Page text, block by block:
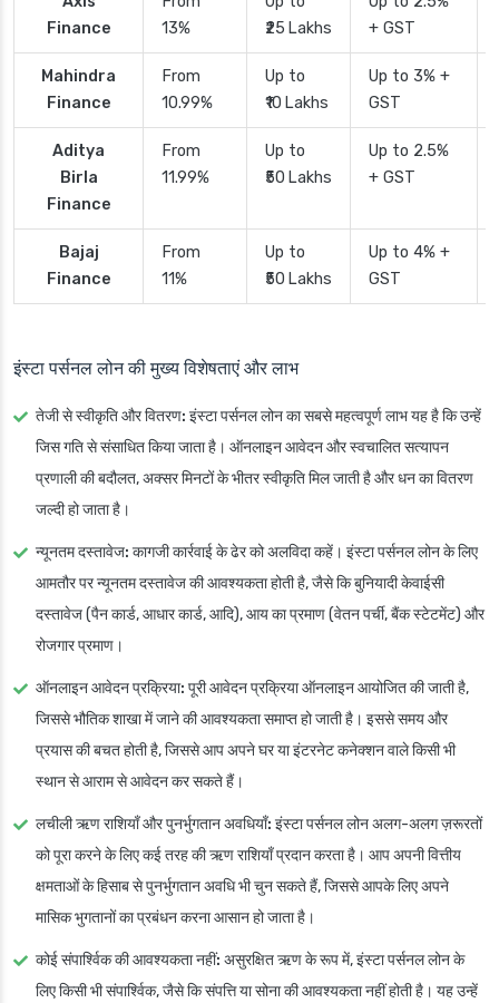
Finance
13%
₹25 Lakhs
+ GST
Mahindra
Finance
From
10.99%
Up to
₹10 Lakhs
Up to 3% +
GST
Aditya
Birla
Finance
From
11.99%
Up to
₹50 Lakhs
Up to 2.5%
+ GST
Bajaj
Finance
From
11%
Up to
₹50 Lakhs
Up to 4% +
GST
इंस्टा पर्सनल लोन की मुख्य विशेषताएं और लाभ
तेजी से स्वीकृति और वितरण: इंस्टा पर्सनल लोन का सबसे महत्वपूर्ण लाभ यह है कि उन्हें
जिस गति से संसाधित किया जाता है। ऑनलाइन आवेदन और स्वचालित सत्यापन
प्रणाली की बदौलत, अक्सर मिनटों के भीतर स्वीकृति मिल जाती है और धन का वितरण
जल्दी हो जाता है।
न्यूनतम दस्तावेज: कागजी कार्रवाई के ढेर को अलविदा कहें। इंस्टा पर्सनल लोन के लिए
आमतौर पर न्यूनतम दस्तावेज की आवश्यकता होती है, जैसे कि बुनियादी केवाईसी
दस्तावेज (पैन कार्ड, आधार कार्ड, आदि), आय का प्रमाण (वेतन पर्ची, बैंक स्टेटमेंट) और
रोजगार प्रमाण।
ऑनलाइन आवेदन प्रक्रिया: पूरी आवेदन प्रक्रिया ऑनलाइन आयोजित की जाती है,
जिससे भौतिक शाखा में जाने की आवश्यकता समाप्त हो जाती है। इससे समय और
प्रयास की बचत होती है, जिससे आप अपने घर या इंटरनेट कनेक्शन वाले किसी भी
स्थान से आराम से आवेदन कर सकते हैं।
लचीली ऋण राशियाँ और पुनर्भुगतान अवधियाँ: इंस्टा पर्सनल लोन अलग-अलग ज़रूरतों
को पूरा करने के लिए कई तरह की ऋण राशियाँ प्रदान करता है। आप अपनी वित्तीय
क्षमताओं के हिसाब से पुनर्भुगतान अवधि भी चुन सकते हैं, जिससे आपके लिए अपने
मासिक भुगतानों का प्रबंधन करना आसान हो जाता है।
कोई संपार्श्विक की आवश्यकता नहीं: असुरक्षित ऋण के रूप में, इंस्टा पर्सनल लोन के
लिए किसी भी संपार्श्विक, जैसे कि संपत्ति या सोना की आवश्यकता नहीं होती है। यह उन्हें